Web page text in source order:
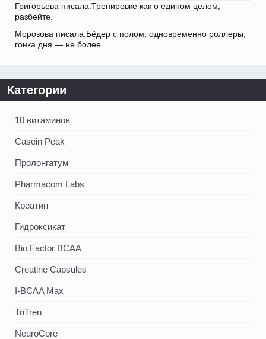
Григорьева писала:Тренировке как о едином целом,
разбейте.
Морозова писала:Бёдер с полом, одновременно роллеры,
гонка дня — не более.
Категории
10 витаминов
Casein Peak
Пролонгатум
Pharmacom Labs
Креатин
Гидроксикат
Bio Factor BCAA
Creatine Capsules
I-BCAA Max
TriTren
NeuroCore